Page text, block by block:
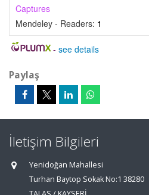
Captures
Mendeley - Readers: 1
- see details
Paylaş
İletişim Bilgileri
Yenidoğan Mahallesi
Turhan Baytop Sokak No:1 38280